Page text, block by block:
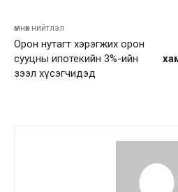
өмнөх нийтлэл
Орон нутагт хэрэгжих орон
сууцны ипотекийн 3%-ийн
зээл хүсэгчидэд